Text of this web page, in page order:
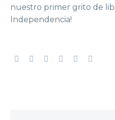
nuestro primer grito de
Independencia!